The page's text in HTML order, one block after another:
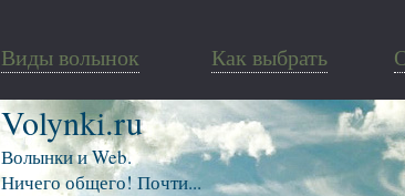
Виды волынок Как выбрать
Volynki.ru
Волынки и Web.
Ничего общего! Почти...